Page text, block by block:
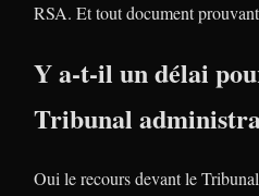
RSA. Et tout document
Y a-t-il un délai
Tribunal
Oui le recours devant le